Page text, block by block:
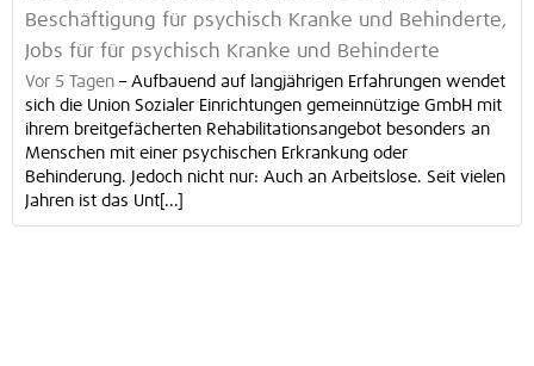
Beschäftigung für psychisch Kranke und Behinderte,
Jobs für für psychisch Kranke und Behinderte
Vor 5 Tagen – Aufbauend auf langjährigen Erfahrungen wendet
sich die Union Sozialer Einrichtungen gemeinnützige GmbH mit
ihrem breitgefächerten Rehabilitationsangebot besonders an
Menschen mit einer psychischen Erkrankung oder
Behinderung. Jedoch nicht nur: Auch an Arbeitslose. Seit vielen
Jahren ist das Unt[...]